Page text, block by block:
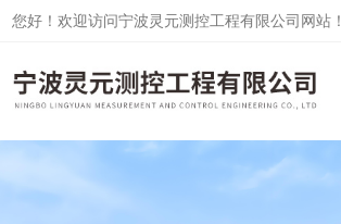
您好！欢迎访问宁波灵元测控工程有限公司网站！